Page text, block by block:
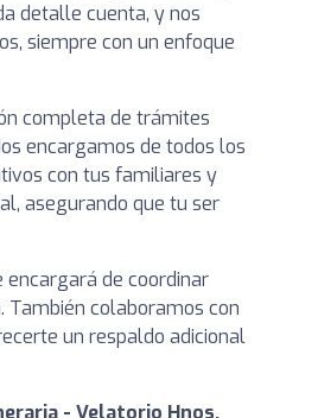
detalle cuenta, y nos
siempre con un enfoque
completa de trámites
encargamos de todos los
con tus familiares y
asegurando que tu ser
encargará de coordinar
También colaboramos con
un respaldo adicional